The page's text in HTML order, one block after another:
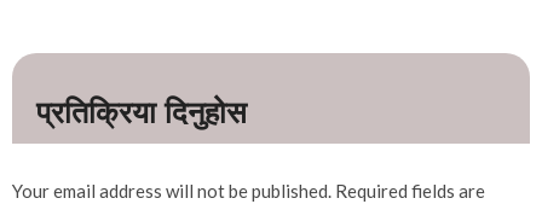
Your email address will not be published. Required fields are